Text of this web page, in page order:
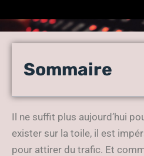
une
High-Tech
Sommaire
Il ne suffit plus aujourd’hui
exister sur la toile, il est
pour attirer du trafic. Et